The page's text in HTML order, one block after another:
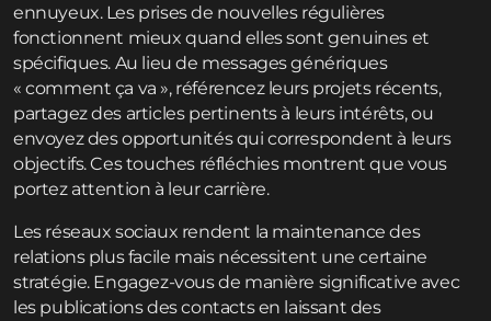
ennuyeux. Les prises de nouvelles régulières
fonctionnent mieux quand elles sont genuines et
spécifiques. Au lieu de messages génériques
« comment ça va », référencez leurs projets récents,
partagez des articles pertinents à leurs intérêts, ou
envoyez des opportunités qui correspondent à leurs
objectifs. Ces touches réfléchies montrent que vous
portez attention à leur carrière.
Les réseaux sociaux rendent la maintenance des
relations plus facile mais nécessitent une certaine
stratégie. Engagez-vous de manière significative avec
les publications des contacts en laissant des